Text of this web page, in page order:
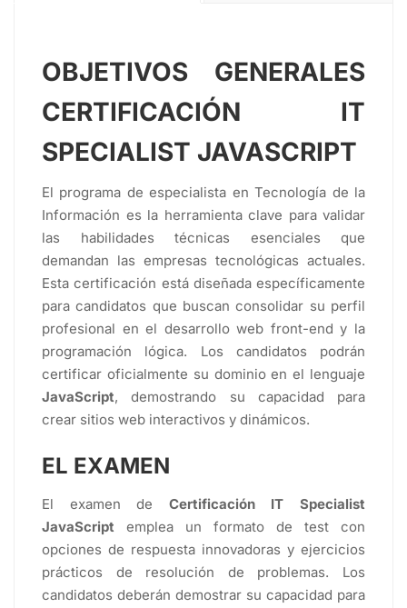
OBJETIVOS GENERALES
CERTIFICACIÓN IT
SPECIALIST JAVASCRIPT
El programa de especialista en Tecnología de la
Información es la herramienta clave para validar
las habilidades técnicas esenciales que
demandan las empresas tecnológicas actuales.
Esta certificación está diseñada específicamente
para candidatos que buscan consolidar su perfil
profesional en el desarrollo web front-end y la
programación lógica. Los candidatos podrán
certificar oficialmente su dominio en el lenguaje
JavaScript, demostrando su capacidad para
crear sitios web interactivos y dinámicos.
EL EXAMEN
El examen de Certificación IT Specialist
JavaScript emplea un formato de test con
opciones de respuesta innovadoras y ejercicios
prácticos de resolución de problemas. Los
candidatos deberán demostrar su capacidad para